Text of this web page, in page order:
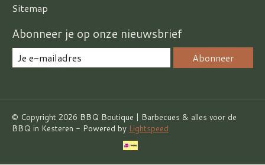
Sitemap
Abonneer je op onze nieuwsbrief
Abonneer
© Copyright 2026 BBQ Boutique | Barbecues & alles voor de
BBQ in Kesteren - Powered by Lightspeed